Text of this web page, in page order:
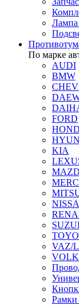
Лампа
По марке
AUDI
BMW
FORD
KIA
VAZ/